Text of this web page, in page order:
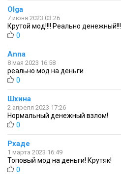
Olga
7 июня 2023 03:26
Крутой мод!!!! Реально денежный!!!
0
Anna
8 мая 2023 16:58
реально мод на деньги
0
Шхина
2 апреля 2023 17:26
Нормальный денежный взлом!
0
Рхаде
1 марта 2023 16:49
Топовый мод на деньги! Крутяк!
0